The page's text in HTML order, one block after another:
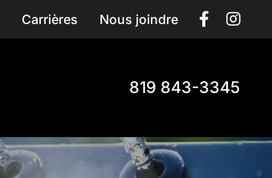
Carrières Nous joindre
819 843-3345